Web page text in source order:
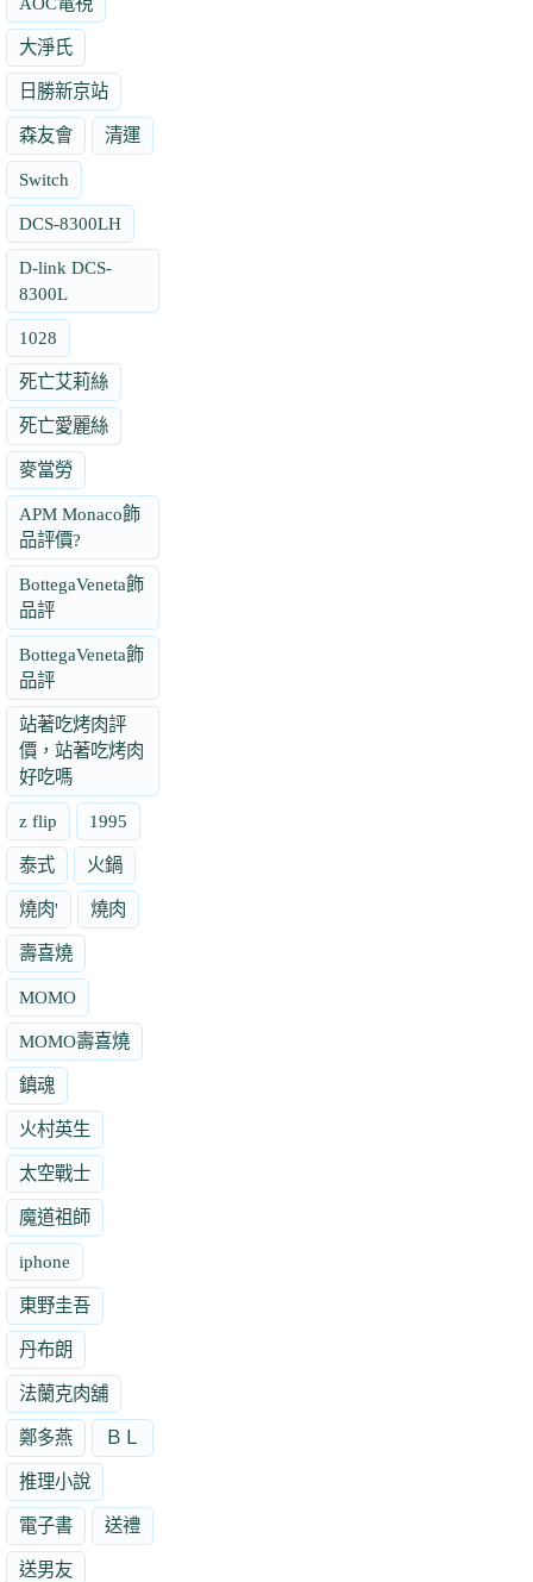
大淨氏
日勝新京站
森友會 清運
Switch
DCS-8300LH
D-link DCS-
8300L
1028
死亡艾莉絲
死亡愛麗絲
麥當勞
APM Monaco飾
品評價?
BottegaVeneta飾
品評
BottegaVeneta飾
品評
站著吃烤肉評
價，站著吃烤肉
好吃嗎
z flip 1995
泰式 火鍋
燒肉' 燒肉
壽喜燒
MOMO
MOMO壽喜燒
鎮魂
火村英生
太空戰士
魔道祖師
iphone
東野圭吾
丹布朗
法蘭克肉舖
鄭多燕 ＢＬ
推理小說
電子書 送禮
送男友